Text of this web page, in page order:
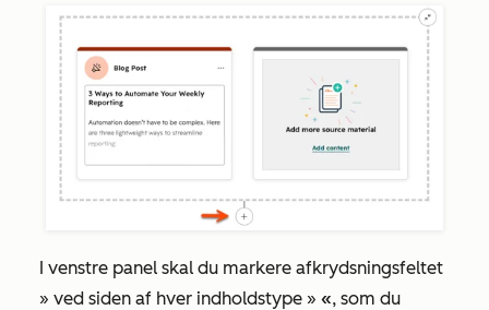
I venstre panel skal du markere afkrydsningsfeltet
» ved siden af hver indholdstype » «, som du